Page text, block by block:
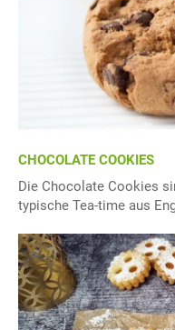
CHOCOLATE COOKIES
Die Chocolate Cookies
typische Tea-time aus